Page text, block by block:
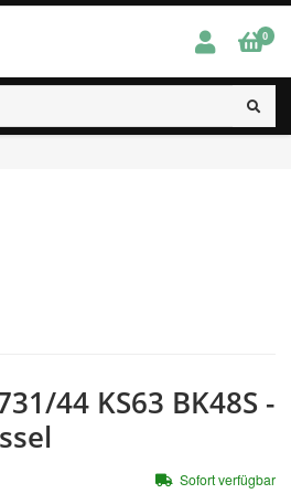
0
44 KS63 BK48S -
Sofort verfügbar